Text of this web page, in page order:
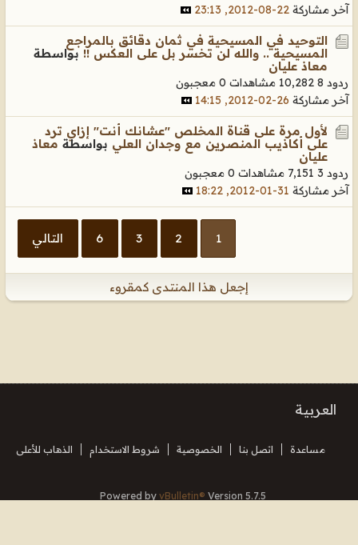
آخر مشاركة 22-08-2012, 23:13
التوحيد في المسيحية في ثمان دقائق بالمراجع
المسيحية .. والله لن تخسر بل على العكس !! بواسطة
معاذ عليان
ردود 8 10,282 مشاهدات
0 معجبون
آخر مشاركة 26-02-2012, 14:15
لأول مرة على قناة المخلص "عشانك أنت" إزاي ترد
على أكاذيب المنصرين مع وجدان العلي بواسطة معاذ
عليان
ردود 3 7,151 مشاهدات
0 معجبون
آخر مشاركة 31-01-2012, 18:22
1
2
3
6 التالي
إجعل هذا المنتدى كمقروء
العربية
مساعدة اتصل بنا الخصوصية شروط الاستخدام الذهاب للأعلى
Powered by vBulletin® Version 5.7.5